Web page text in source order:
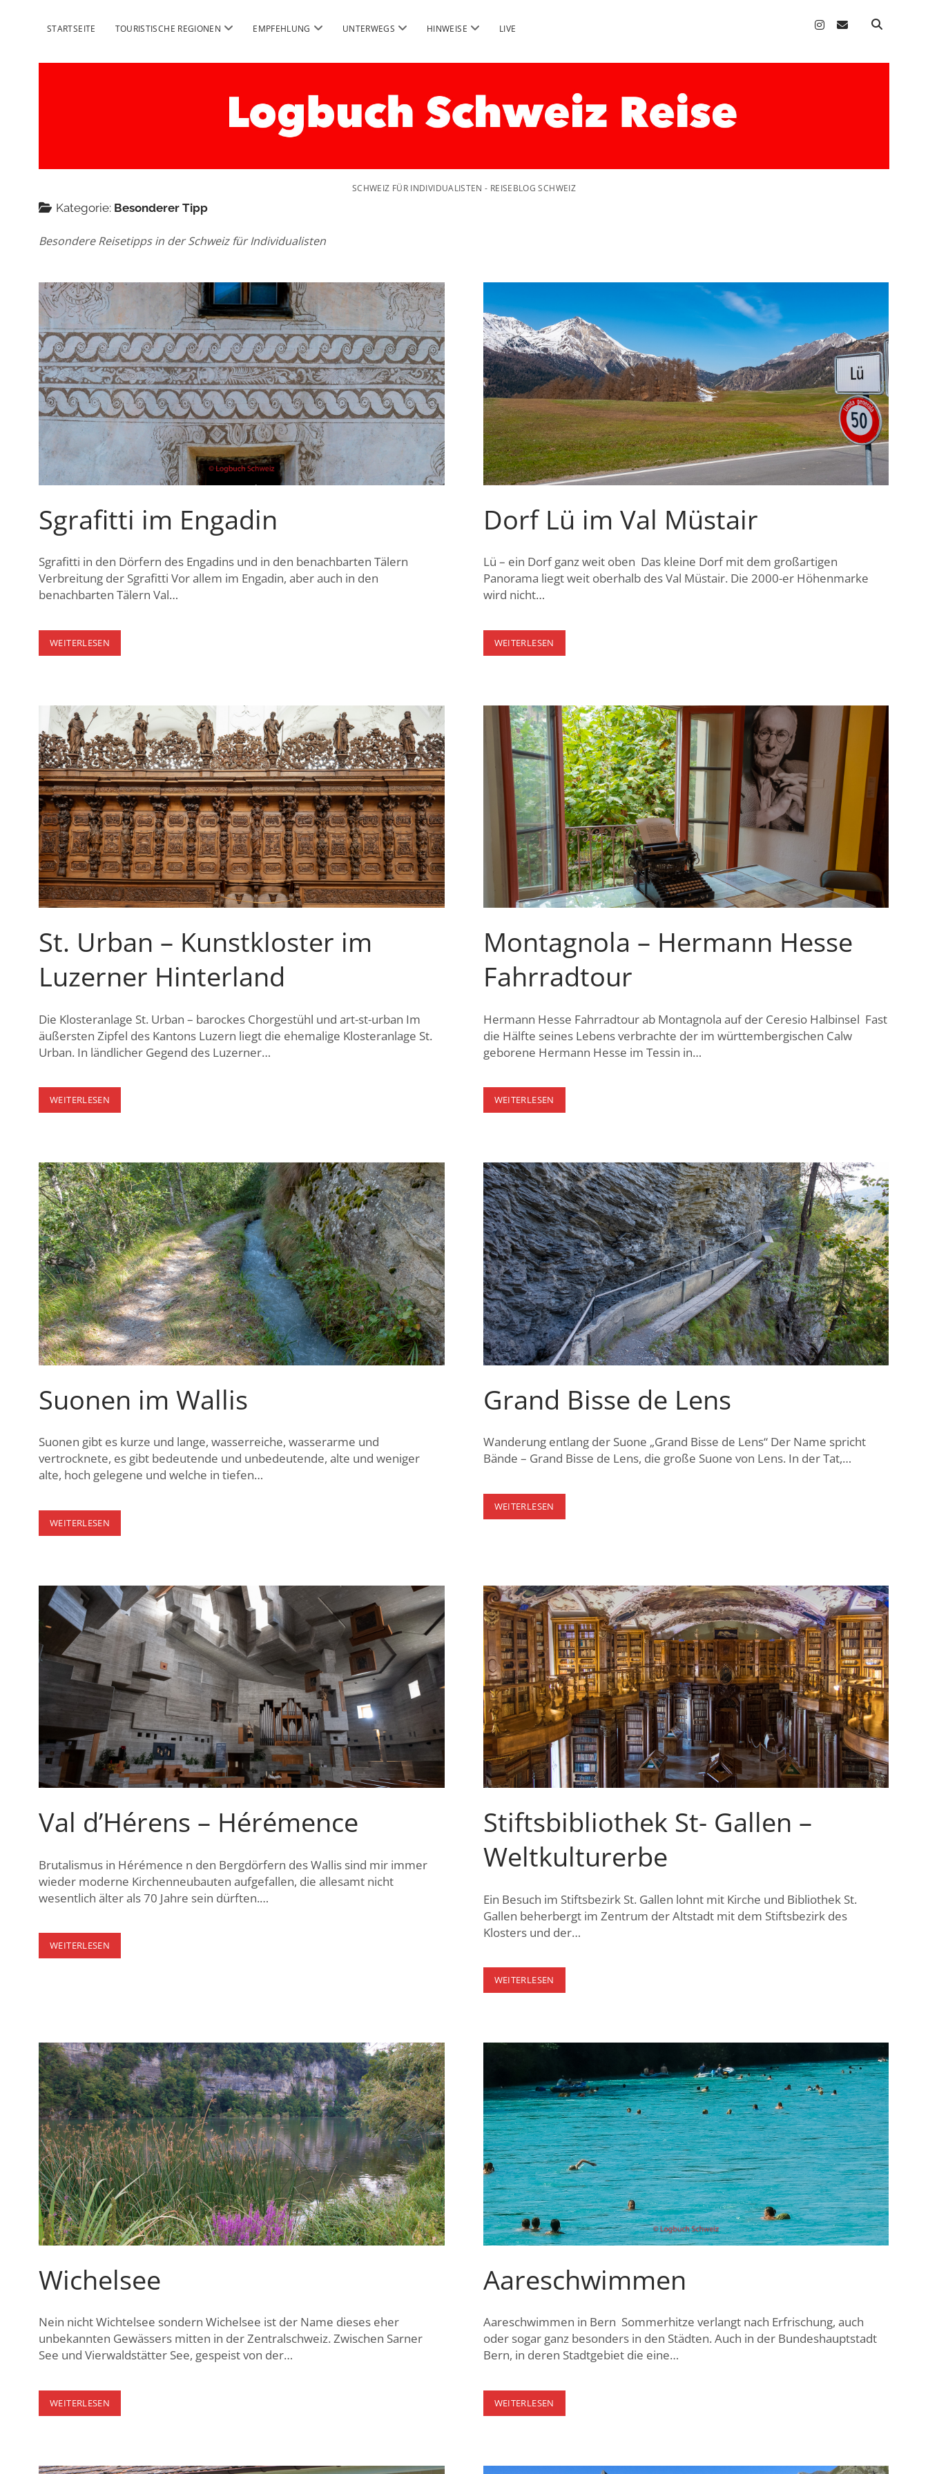
STARTSEITE TOURISTISCHE REGIONEN Menü
EMPFEHLUNG Menü
UNTERWEGS Menü
HINWEISE Menü
LIVE instagram
email
Schweiz
Reise
SCHWEIZ FÜR INDIVIDUALISTEN - REISEBLOG SCHWEIZ
Kategorie: Besonderer Tipp
Besondere Reisetipps in der Schweiz für Individualisten
Sgrafitti im Engadin
Sgrafitti in den Dörfern des Engadins und in den benachbarten Tälern
Verbreitung der Sgrafitti Vor allem im Engadin, aber auch in den
benachbarten Tälern Val…
WEITERLESEN
IM
Dorf Lü im Val Müstair
Lü – ein Dorf ganz weit oben Das kleine Dorf mit dem großartigen
Panorama liegt weit oberhalb des Val Müstair. Die 2000-er Höhenmarke
wird nicht…
WEITERLESEN
LÜ
St. Urban – Kunstkloster im
Luzerner Hinterland
Die Klosteranlage St. Urban – barockes Chorgestühl und art-st-urban Im
äußersten Zipfel des Kantons Luzern liegt die ehemalige Klosteranlage St.
Urban. In ländlicher Gegend des Luzerner…
WEITERLESEN
URBAN
LUZERNER
HINTERLAND
Montagnola – Hermann Hesse
Fahrradtour
Hermann Hesse Fahrradtour ab Montagnola auf der Ceresio Halbinsel Fast
die Hälfte seines Lebens verbrachte der im württembergischen Calw
geborene Hermann Hesse im Tessin in…
WEITERLESEN
–
Suonen im Wallis
Suonen gibt es kurze und lange, wasserreiche, wasserarme und
vertrocknete, es gibt bedeutende und unbedeutende, alte und weniger
alte, hoch gelegene und welche in tiefen…
WEITERLESEN
IM
Grand Bisse de Lens
Wanderung entlang der Suone „Grand Bisse de Lens“ Der Name spricht
Bände – Grand Bisse de Lens, die große Suone von Lens. In der Tat,…
WEITERLESEN
BISSE
Val d’Hérens – Hérémence
Brutalismus in Hérémence n den Bergdörfern des Wallis sind mir immer
wieder moderne Kirchenneubauten aufgefallen, die allesamt nicht
wesentlich älter als 70 Jahre sein dürften.…
WEITERLESEN
D’HÉRENS
Stiftsbibliothek St- Gallen –
Weltkulturerbe
Ein Besuch im Stiftsbezirk St. Gallen lohnt mit Kirche und Bibliothek St.
Gallen beherbergt im Zentrum der Altstadt mit dem Stiftsbezirk des
Klosters und der…
WEITERLESEN
ST-
Wichelsee
Nein nicht Wichtelsee sondern Wichelsee ist der Name dieses eher
unbekannten Gewässers mitten in der Zentralschweiz. Zwischen Sarner
See und Vierwaldstätter See, gespeist von der…
WEITERLESEN
Aareschwimmen
Aareschwimmen in Bern Sommerhitze verlangt nach Erfrischung, auch
oder sogar ganz besonders in den Städten. Auch in der Bundeshauptstadt
Bern, in deren Stadtgebiet die eine…
WEITERLESEN